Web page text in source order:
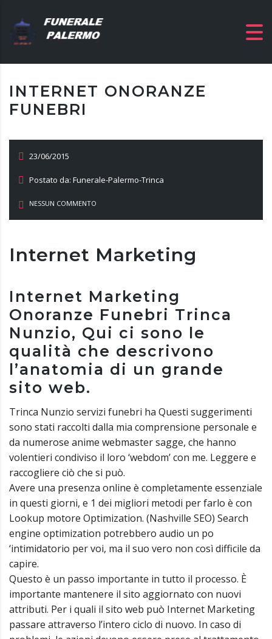
INTERNET ONORANZE
FUNEBRI
23/06/2015
Postato da: Funerale-Palermo-Trinca
NESSUN COMMENTO
Internet Marketing
Internet Marketing
Onoranze Funebri Trinca
Nunzio, Qui ci sono le
qualità che descrivono
l’anatomia di un grande
sito web.
Trinca Nunzio servizi funebri ha Questi suggerimenti
sono stati raccolti dalla mia comprensione personale e
da numerose anime webmaster sagge, che hanno
volentieri condiviso il loro ‘webdom’ con me. Leggere e
raccogliere ciò che si può.
Avere una presenza online è completamente essenziale
in questi giorni, e 1 dei migliori metodi per farlo è con
Lookup motore Optimization. (Nashville SEO) Search
engine optimization potrebbero audio un po
‘intimidatorio per voi, ma il suo vero non così difficile da
capire.
Questo è un passo importante in tutto il processo. È
importante mantenere il sito aggiornato con nuovi
attributi. Per i quali il sito web può Internet Marketing
passare attraverso l’intero ciclo di nuovo. In caso di